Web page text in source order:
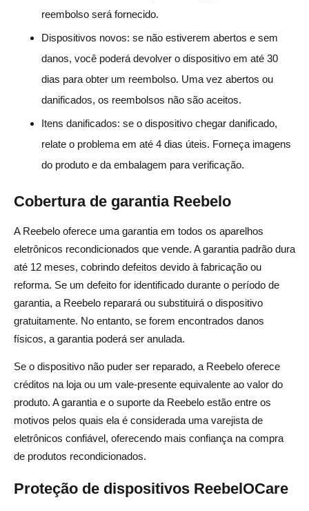
reembolso será fornecido.
Dispositivos novos: se não estiverem abertos e sem
danos, você poderá devolver o dispositivo em até 30
dias para obter um reembolso. Uma vez abertos ou
danificados, os reembolsos não são aceitos.
Itens danificados: se o dispositivo chegar danificado,
relate o problema em até 4 dias úteis. Forneça imagens
do produto e da embalagem para verificação.
Cobertura de garantia Reebelo
A Reebelo oferece uma garantia em todos os aparelhos
eletrônicos recondicionados que vende. A garantia padrão dura
até 12 meses, cobrindo defeitos devido à fabricação ou
reforma. Se um defeito for identificado durante o período de
garantia, a Reebelo reparará ou substituirá o dispositivo
gratuitamente. No entanto, se forem encontrados danos
físicos, a garantia poderá ser anulada.
Se o dispositivo não puder ser reparado, a Reebelo oferece
créditos na loja ou um vale-presente equivalente ao valor do
produto. A garantia e o suporte da Reebelo estão entre os
motivos pelos quais ela é considerada uma varejista de
eletrônicos confiável, oferecendo mais confiança na compra
de produtos recondicionados.
Proteção de dispositivos ReebelOCare